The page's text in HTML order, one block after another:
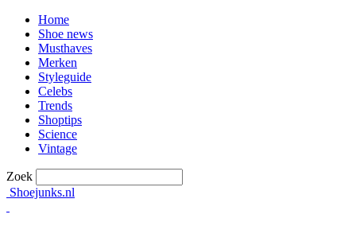
Home
Shoe news
Musthaves
Merken
Styleguide
Celebs
Trends
Shoptips
Science
Vintage
Zoek
Shoejunks.nl